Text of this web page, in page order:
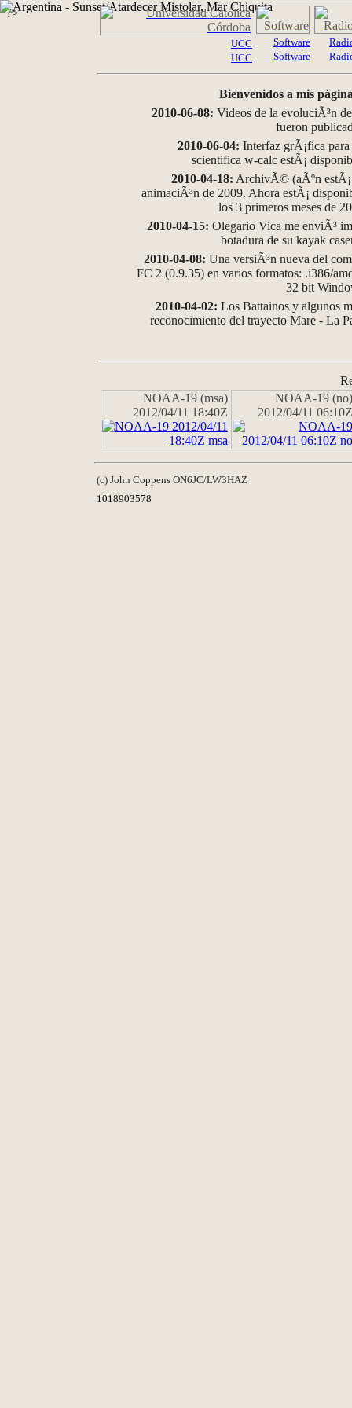
?>
UCC
UCC
Software
Software
Bienvenidos a mis
2010-06-08: Videos de la evoluciÃ³n
fueron
2010-06-04: Interfaz grÃ¡fica
scientifica w-calc estÃ¡
2010-04-18: ArchivÃ© (aÃºn
animaciÃ³n de 2009. Ahora estÃ¡
los 3 primeros meses de
2010-04-15: Olegario Vica me enviÃ³
botadura de su kayak
2010-04-08: Una versiÃ³n nueva del
FC 2 (0.9.35) en varios formatos: .i386/
32 bit
2010-04-02: Los Battainos y algunos
reconocimiento del trayecto Mare - La
NOAA-19 (msa)
2012/04/11 18:40Z
NOAA-19 (no)
2012/04/11 06:10Z
(c) John Coppens ON6JC/LW3HAZ
1018903578